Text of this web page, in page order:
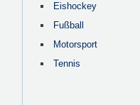
Eishockey
Fußball
Motorsport
Tennis